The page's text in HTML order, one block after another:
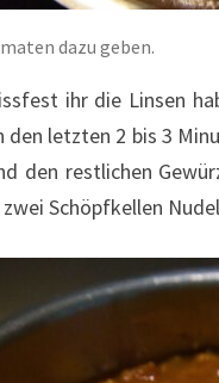
dazu geben.
ihr die Linsen
den letzten 2 bis 3
den restlichen
Schöpfkellen